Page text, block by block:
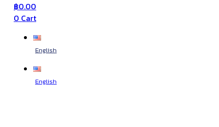
฿0.00
0 Cart
English
English